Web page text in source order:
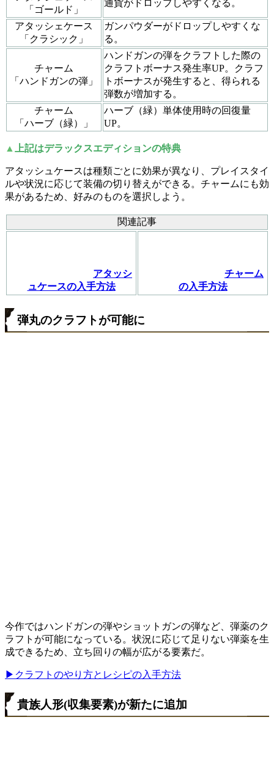
「ゴールド」
通貨がドロップしやすくなる。
アタッシェケース
「クラシック」
ガンパウダーがドロップしやすくな
る。
チャーム
「ハンドガンの弾」
ハンドガンの弾をクラフトした際の
クラフトボーナス発生率UP。クラフ
トボーナスが発生すると、得られる
弾数が増加する。
チャーム
「ハーブ（緑）」
ハーブ（緑）単体使用時の回復量
UP。
▲ 上記はデラックスエディションの特典
アタッシュケースは種類ごとに効果が異なり、プレイスタイ
ルや状況に応じて装備の切り替えができる。チャームにも効
果があるため、好みのものを選択しよう。
関連記事
アタッシ
ュケースの入手方法
チャーム
の入手方法
弾丸のクラフトが可能に
今作ではハンドガンの弾やショットガンの弾など、弾薬のク
ラフトが可能になっている。状況に応じて足りない弾薬を生
成できるため、立ち回りの幅が広がる要素だ。
▶クラフトのやり方とレシピの入手方法
貴族人形(収集要素)が新たに追加